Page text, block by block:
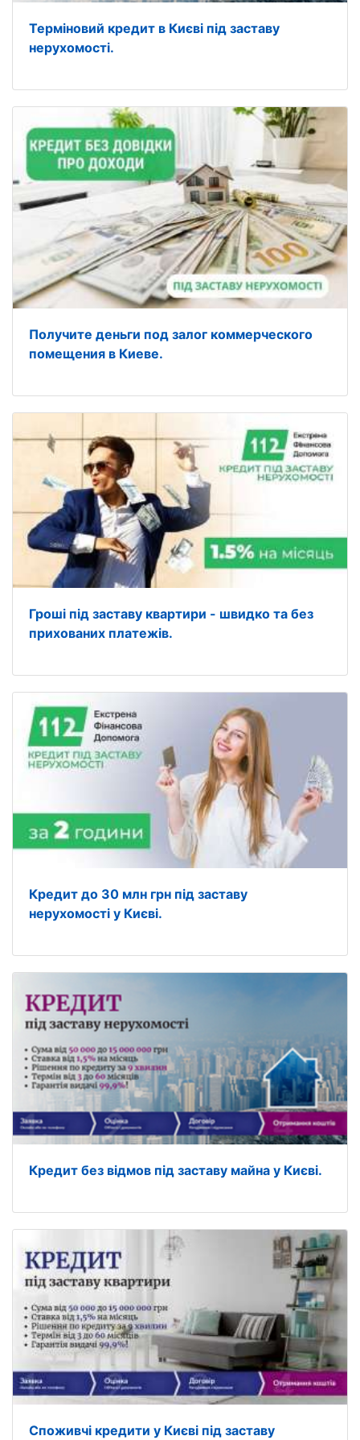
Терміновий кредит в Києві під заставу
нерухомості.
Получите деньги под залог коммерческого
помещения в Киеве.
Гроші під заставу квартири - швидко та без
прихованих платежів.
Кредит до 30 млн грн під заставу
нерухомості у Києві.
Кредит без відмов під заставу майна у Києві.
Споживчі кредити у Києві під заставу